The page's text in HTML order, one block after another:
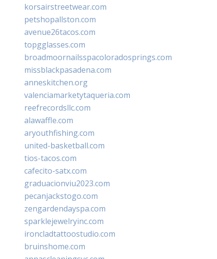
korsairstreetwear.com
petshopallston.com
avenue26tacos.com
topgglasses.com
broadmoornailsspacoloradosprings.com
missblackpasadena.com
anneskitchen.org
valenciamarketytaqueria.com
reefrecordsllc.com
alawaffle.com
aryouthfishing.com
united-basketball.com
tios-tacos.com
cafecito-satx.com
graduacionviu2023.com
pecanjackstogo.com
zengardendayspa.com
sparklejewelryinc.com
ironcladtattoostudio.com
bruinshome.com